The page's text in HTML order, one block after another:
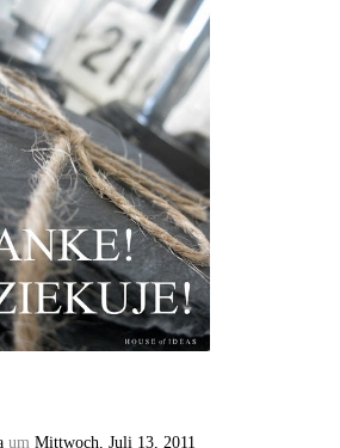
umMittwoch, Juli 13, 2011